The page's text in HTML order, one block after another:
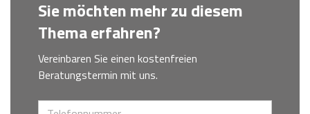
Sie möchten mehr zu diesem
Thema erfahren?
Vereinbaren Sie einen kostenfreien
Beratungstermin mit uns.